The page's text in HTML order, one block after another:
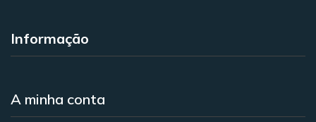
Informação
A minha conta